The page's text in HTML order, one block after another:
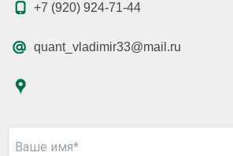
+7 (920) 924-71-44
quant_vladimir33@mail.ru
Ваше имя*